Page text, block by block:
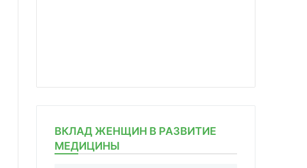
ВКЛАД ЖЕНЩИН В РАЗВИТИЕ
МЕДИЦИНЫ